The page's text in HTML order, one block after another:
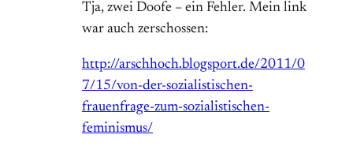
Tja, zwei Doofe – ein Fehler. Mein link
war auch zerschossen:
http://arschhoch.blogsport.de/2011/0
7/15/von-der-sozialistischen-
frauenfrage-zum-sozialistischen-
feminismus/